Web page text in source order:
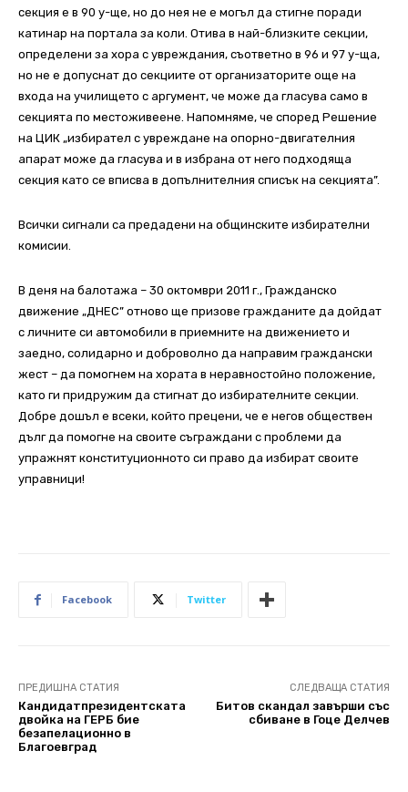
секция е в 90 у-ще, но до нея не е могъл да стигне поради
катинар на портала за коли. Отива в най-близките секции,
определени за хора с увреждания, съответно в 96 и 97 у-ща,
но не е допуснат до секциите от организаторите още на
входа на училището с аргумент, че може да гласува само в
секцията по местоживеене. Напомняме, че според Решение
на ЦИК „избирател с увреждане на опорно-двигателния
апарат може да гласува и в избрана от него подходяща
секция като се вписва в допълнителния списък на секцията”.
Всички сигнали са предадени на общинските избирателни
комисии.
В деня на балотажа – 30 октомври 2011 г., Гражданско
движение „ДНЕС” отново ще призове гражданите да дойдат
с личните си автомобили в приемните на движението и
заедно, солидарно и доброволно да направим граждански
жест – да помогнем на хората в неравностойно положение,
като ги придружим да стигнат до избирателните секции.
Добре дошъл е всеки, който прецени, че е негов обществен
дълг да помогне на своите съграждани с проблеми да
упражнят конституционното си право да избират своите
управници!
Facebook Twitter
ПРЕДИШНА СТАТИЯ
Кандидатпрезидентската
двойка на ГЕРБ бие
безапелационно в
Благоевград
СЛЕДВАЩА СТАТИЯ
Битов скандал завърши със
сбиване в Гоце Делчев